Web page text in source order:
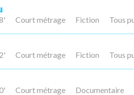
Court métrage Fiction Tous
Court métrage Fiction Tous
Court métrage Documentaire